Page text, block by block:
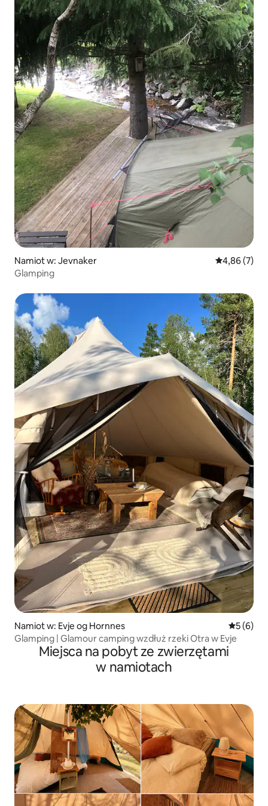
Namiot w: Jevnaker Średnia
4,86 (7)
Glamping
Namiot w: Evje og Hornnes Średnia
5 (6)
Glamping | Glamour camping wzdłuż rzeki Otra w Evje
Miejsca na pobyt ze zwierzętami
w namiotach